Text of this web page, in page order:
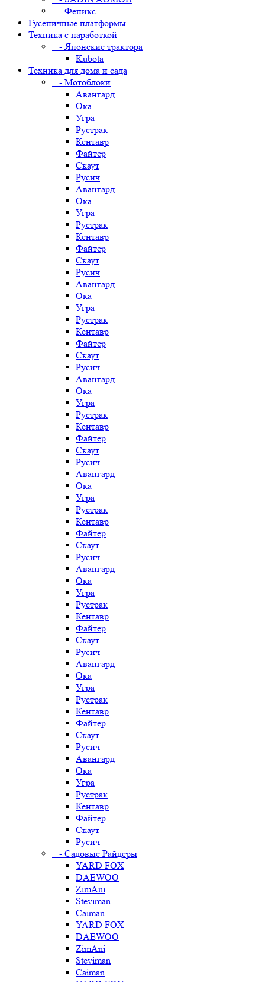
- Феникс
Гусеничные платформы
Техника с наработкой
- Японские трактора
Kubota
Техника для дома и сада
- Мотоблоки
Авангард
Ока
Угра
Рустрак
Кентавр
Файтер
Скаут
Русич
Авангард
Ока
Угра
Рустрак
Кентавр
Файтер
Скаут
Русич
Авангард
Ока
Угра
Рустрак
Кентавр
Файтер
Скаут
Русич
Авангард
Ока
Угра
Рустрак
Кентавр
Файтер
Скаут
Русич
Авангард
Ока
Угра
Рустрак
Кентавр
Файтер
Скаут
Русич
Авангард
Ока
Угра
Рустрак
Кентавр
Файтер
Скаут
Русич
Авангард
Ока
Угра
Рустрак
Кентавр
Файтер
Скаут
Русич
Авангард
Ока
Угра
Рустрак
Кентавр
Файтер
Скаут
Русич
- Садовые Райдеры
YARD FOX
DAEWOO
ZimAni
Steviman
Caiman
YARD FOX
DAEWOO
ZimAni
Steviman
Caiman